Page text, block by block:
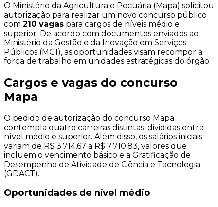
O Ministério da Agricultura e Pecuária (Mapa) solicitou
autorização para realizar um novo concurso público
com 210 vagas para cargos de níveis médio e
superior. De acordo com documentos enviados ao
Ministério da Gestão e da Inovação em Serviços
Públicos (MGI), as oportunidades visam recompor a
força de trabalho em unidades estratégicas do órgão.
Cargos e vagas do concurso
Mapa
O pedido de autorização do concurso Mapa
contempla quatro carreiras distintas, divididas entre
nível médio e superior. Além disso, os salários iniciais
variam de R$ 3.714,67 a R$ 7.710,83, valores que
incluem o vencimento básico e a Gratificação de
Desempenho de Atividade de Ciência e Tecnologia
(GDACT).
Oportunidades de nível médio